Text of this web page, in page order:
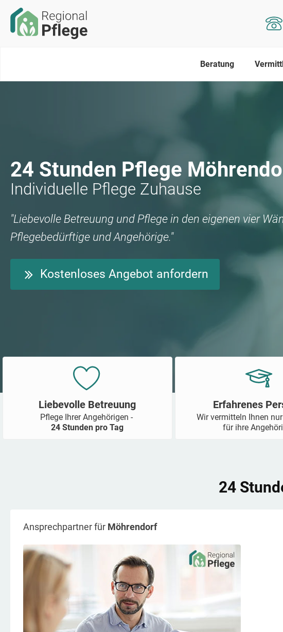
Beratung
24 Stunden Pflege
Individuelle Pflege Zuhause
"Liebevolle Betreuung und Pflege in den eigenen vier
Pflegebedürftige und Angehörige."
Kostenloses Angebot anfordern
Liebevolle Betreuung
Pflege Ihrer Angehörigen -
24 Stunden pro Tag
Erfahrenes
Wir vermitteln Ihnen
für ihre
24
Ansprechpartner für Möhrendorf